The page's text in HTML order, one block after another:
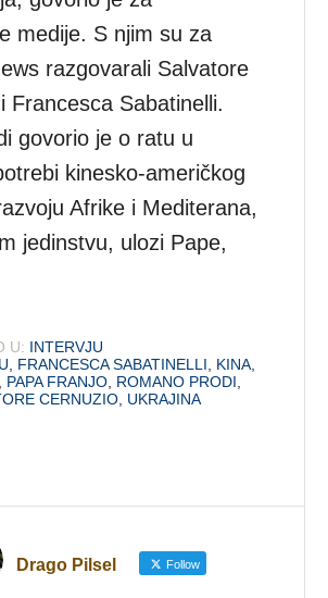
medije. S njim su za
razgovarali Salvatore
Francesca Sabatinelli.
govorio je o ratu u
kinesko-američkog
Afrike i Mediterana,
jedinstvu, ulozi Pape,
U: INTERVJU
FRANCESCA SABATINELLI KINA
PAPA FRANJO ROMANO PRODI
CERNUZIO UKRAJINA
Drago Pilsel Follow